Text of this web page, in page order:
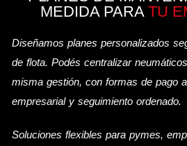
MEDIDA PARA TU
Diseñamos planes personalizados
de flota. Podés centralizar
misma gestión, con formas de pago
empresarial y seguimiento ordenado.
Soluciones flexibles para pymes,